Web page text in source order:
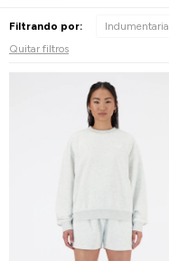
Filtrando por: Indumentaria
Quitar filtros
Talle